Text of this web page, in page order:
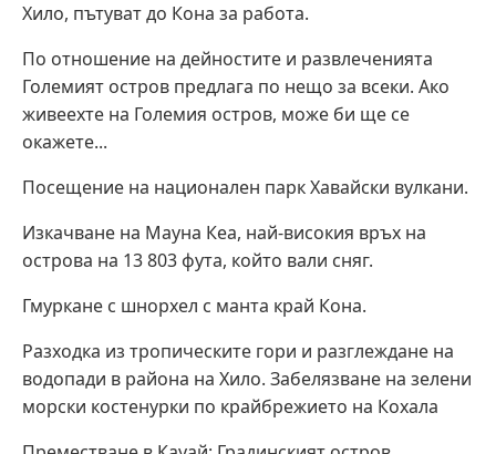
Хило, пътуват до Кона за работа.
По отношение на дейностите и развлеченията
Големият остров предлага по нещо за всеки. Ако
живеехте на Големия остров, може би ще се
окажете...
Посещение на национален парк Хавайски вулкани.
Изкачване на Мауна Кеа, най-високия връх на
острова на 13 803 фута, който вали сняг.
Гмуркане с шнорхел с манта край Кона.
Разходка из тропическите гори и разглеждане на
водопади в района на Хило. Забелязване на зелени
морски костенурки по крайбрежието на Кохала